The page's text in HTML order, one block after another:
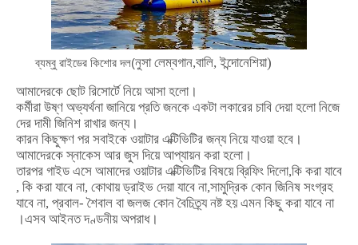
ব্যম্বু রাইডের কিশোর দল(নুসা লেম্বগান,বালি, ইন্দোনেশিয়া)
আমাদেরকে ছোট রিসোর্টে নিয়ে আসা হলো।
কর্মীরা উষ্ণ অভ্যর্থনা জানিয়ে প্রতি জনকে একটা লকারের চাবি দেয়া হলো নিজে
দের দামী জিনিশ রাখার জন্য।
কারন কিছুক্ষণ পর সবাইকে ওয়াটার এক্টিভিটির জন্য নিয়ে যাওয়া হবে।
আমাদেরকেস্নাকেস আর জুস দিয়ে আপ্যায়ন করা হলো।
তারপর গাইড এসে আমাদের ওয়াটার এক্টিভিটির বিষয়ে ব্রিফিং দিলো,কি করা যাবে
, কি করা যাবে না, কোথায় ড্রাইভ দেয়া যাবে না,সামুদ্রিক কোন জিনিষ সংগ্রহ
যাবে না, প্রবাল-শৈবাল বা জলজ কোনবৈচিত্র্য নষ্ট হয় এমন কিছু করা যাবে না
।এসব আইনত দণ্ডনীয় অপরাধ।